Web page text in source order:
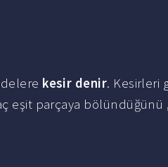
kesir denir. Kesirleri
eşit parçaya bölündüğünü